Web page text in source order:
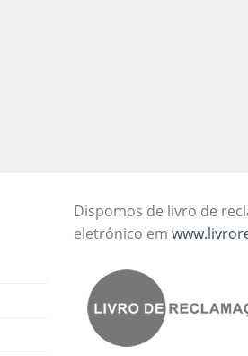
Dispomos de livro de
eletrónico em